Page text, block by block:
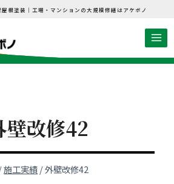
根塗装｜工場・マンションの大規模修繕はアケボノ
壁改修42
施工実績/外壁改修42